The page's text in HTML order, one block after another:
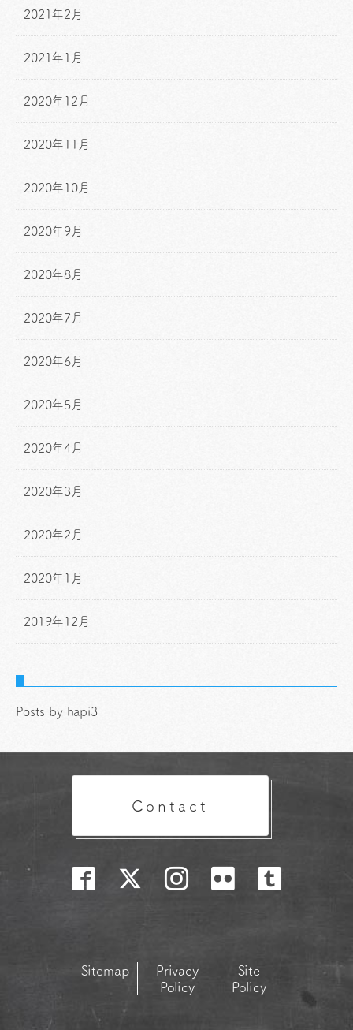
2021年2月
2021年1月
2020年12月
2020年11月
2020年10月
2020年9月
2020年8月
2020年7月
2020年6月
2020年5月
2020年4月
2020年3月
2020年2月
2020年1月
2019年12月
Posts by hapi3
Contact
Sitemap
Privacy
Policy
Site
Policy